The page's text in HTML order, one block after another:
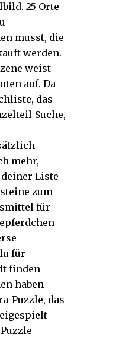
25 Orte
musst, die
werden.
weist
auf. Da
das
Suche,
mehr,
Liste
zum
für
für
finden
haben
Puzzle, das